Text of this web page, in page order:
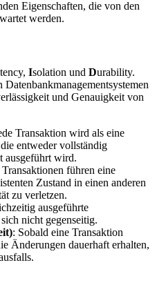
Eigenschaften, die von den
werden.
Isolation und Durability.
und Genauigkeit von
Transaktion wird als eine
entweder vollständig
ausgeführt wird.
Transaktionen führen eine
Zustand in einen anderen
zu verletzen.
ausgeführte
nicht gegenseitig.
: Sobald eine Transaktion
Änderungen dauerhaft erhalten,